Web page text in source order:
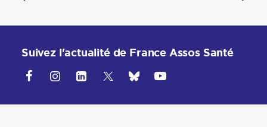
Suivez l'actualité de France Assos Santé